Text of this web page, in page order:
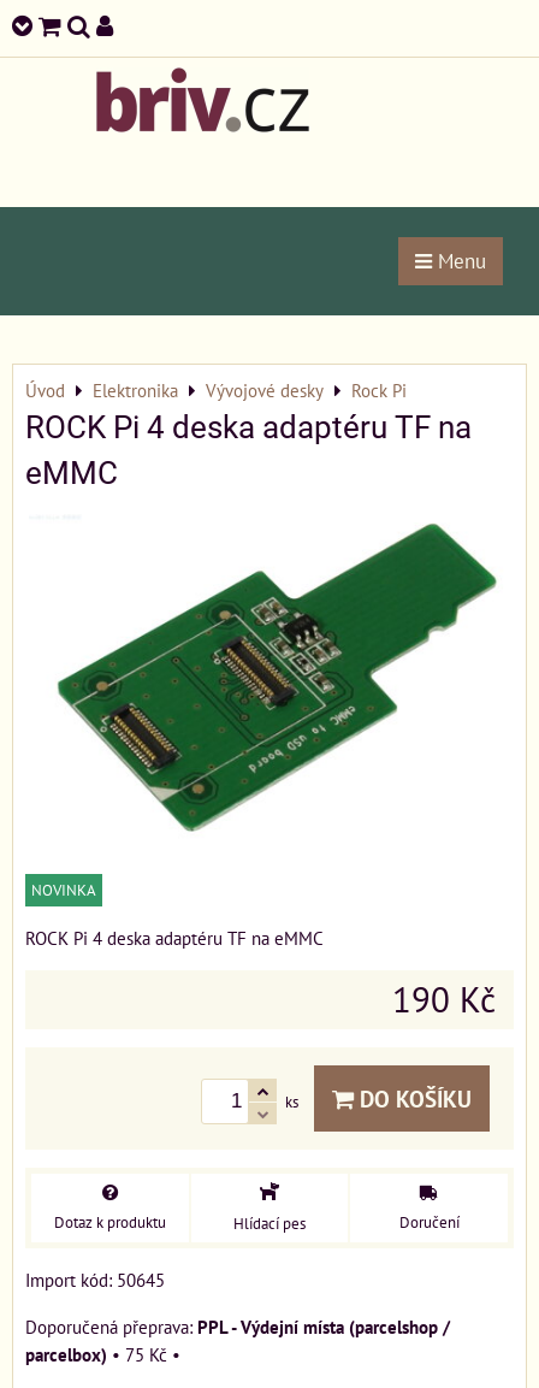
Menu
Úvod Elektronika Vývojové desky Rock Pi
ROCK Pi 4 deska adaptéru TF na
eMMC
NOVINKA
ROCK Pi 4 deska adaptéru TF na eMMC
190 Kč
ks DO KOŠÍKU
Dotaz k produktu Hlídací pes Doručení
Import kód: 50645
PPL - Výdejní místa (parcelshop /
parcelbox) • 75 Kč •